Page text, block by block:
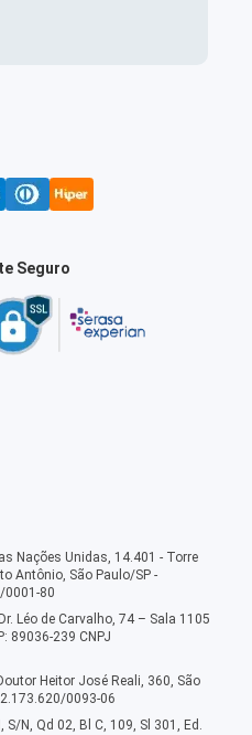
Seguro
Nações Unidas, 14.401 - Torre
Antônio, São Paulo/SP -
0001-80
Léo de Carvalho, 74 – Sala 1105
89036-239 CNPJ
Heitor José Reali, 360, São
0093-06
N, Qd 02, Bl C, 109, Sl 301, Ed.